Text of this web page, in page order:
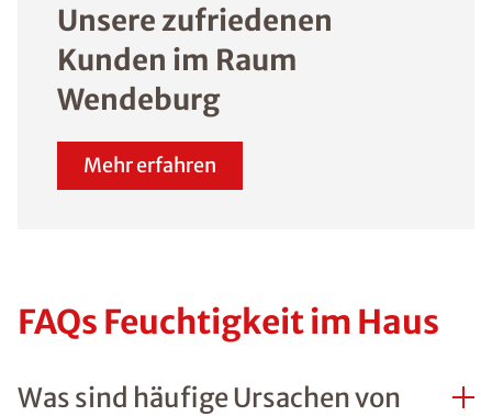
vertikale Abdichtung